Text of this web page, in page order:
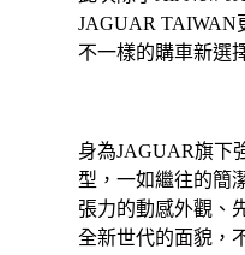
JAGUAR TAIWAN
不一樣的購車新選
身為JAGUAR旗下
型，一如繼往的簡
張力的動感外觀、
全新世代的面貌，